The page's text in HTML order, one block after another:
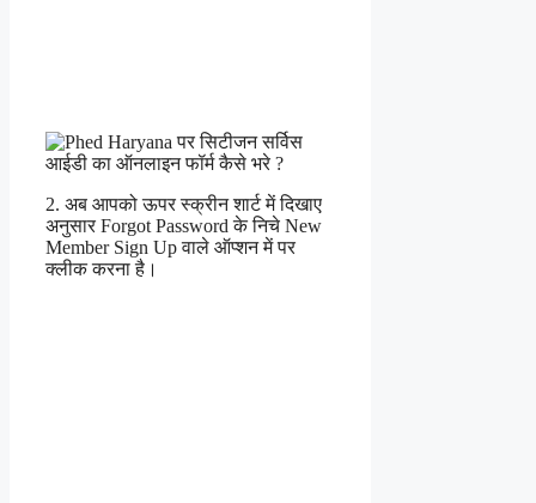
2. अब आपको ऊपर स्क्रीन शार्ट में दिखाए
अनुसार Forgot Password के निचे New
Member Sign Up वाले ऑप्शन में पर
क्लीक करना है।